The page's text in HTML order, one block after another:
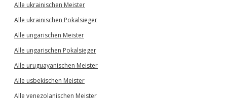
Alle ukrainischen Meister
Alle ukrainischen Pokalsieger
Alle ungarischen Meister
Alle ungarischen Pokalsieger
Alle uruguayanischen Meister
Alle usbekischen Meister
Alle venezolanischen Meister